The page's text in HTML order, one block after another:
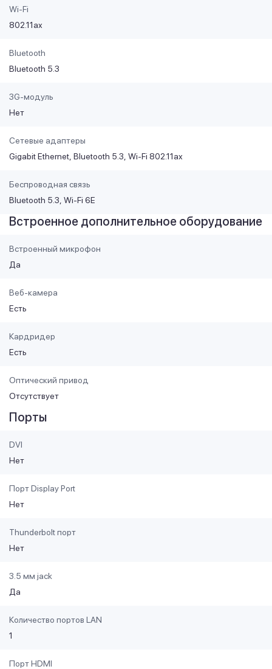
Wi-Fi
802.11ax
Bluetooth
Bluetooth 5.3
3G-модуль
Нет
Сетевые адаптеры
Gigabit Ethernet Bluetooth 5.3 Wi-Fi 802.11ax
Беспроводная связь
Bluetooth 5.3 Wi-Fi 6E
Встроенное дополнительное оборудование
Встроенный микрофон
Да
Веб-камера
Есть
Кардридер
Есть
Оптический привод
Отсутствует
Порты
DVI
Нет
Порт Display Port
Нет
Thunderbolt порт
Нет
3.5 мм jack
Да
Количество портов LAN
1
Порт HDMI